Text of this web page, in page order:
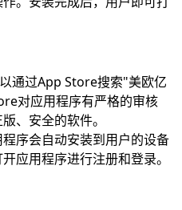
通过App Store搜索"美欧亿
对应用程序有严格的审核
、安全的软件。
序会自动安装到用户的设备
应用程序进行注册和登录。